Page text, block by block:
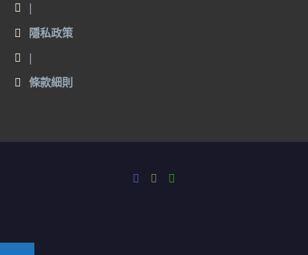
|
隱私政策
|
條款細則